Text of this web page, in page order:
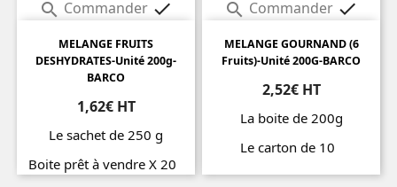
 Commander 
MELANGE FRUITS
DESHYDRATES-Unité 200g-
BARCO
1,62€ HT
Le sachet de 250 g
Boite prêt à vendre X 20
 Commander 
MELANGE GOURNAND (6
Fruits)-Unité 200G-BARCO
2,52€ HT
La boite de 200g
Le carton de 10
Prix